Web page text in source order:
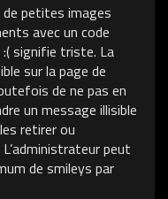
petites images
avec un code
:( signifie triste. La
sur la page de
de ne pas en
un message illisible
retirer ou
peut
de smileys par